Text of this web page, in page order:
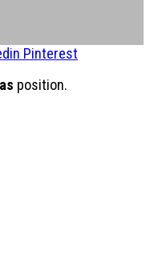
Pinterest
position.